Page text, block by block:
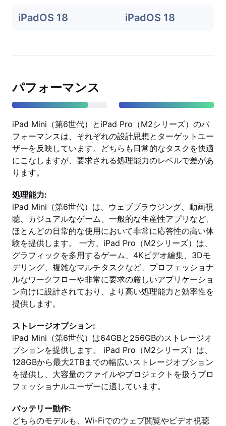
iPadOS 18 iPadOS 18
パフォーマンス
iPad Mini（第6世代）とiPad Pro（M2シリーズ）のパ
フォーマンスは、それぞれの設計思想とターゲットユー
ザーを反映しています。どちらも日常的なタスクを快適
にこなしますが、要求される処理能力のレベルで差があ
ります。
処理能力:
iPad Mini（第6世代）は、ウェブブラウジング、動画視
聴、カジュアルなゲーム、一般的な生産性アプリなど、
ほとんどの日常的な使用において非常に応答性の高い体
験を提供します。 一方、iPad Pro（M2シリーズ）は、
グラフィックを多用するゲーム、4Kビデオ編集、3Dモ
デリング、複雑なマルチタスクなど、プロフェッショナ
ルなワークフローや非常に要求の厳しいアプリケーショ
ン向けに設計されており、より高い処理能力と効率性を
提供します。
ストレージオプション:
iPad Mini（第6世代）は64GBと256GBのストレージオ
プションを提供します。 iPad Pro（M2シリーズ）は、
128GBから最大2TBまでの幅広いストレージオプション
を提供し、大容量のファイルやプロジェクトを扱うプロ
フェッショナルユーザーに適しています。
バッテリー動作:
どちらのモデルも、Wi-Fiでのウェブ閲覧やビデオ視聴